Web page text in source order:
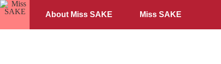
About Miss SAKE Miss SAKE